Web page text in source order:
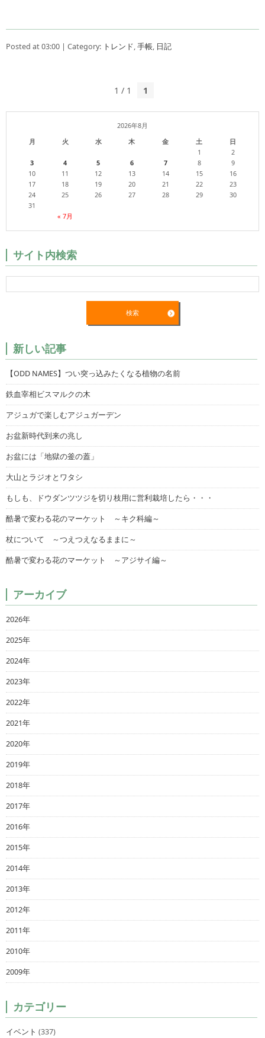
Posted at 03:00 | Category: トレンド,手帳, 日記
1 / 1 1
2026年8月
月
火 水 木 金 土 日
« 7月
1
2
3
4 5 6 7 8
9
10
11 12 13 14 15
16
17
18 19 20 21 22
23
24
25 26 27 28 29
30
31
サイト内検索
新しい記事
【ODD NAMES】つい突っ込みたくなる植物の名前
鉄血宰相ビスマルクの木
アジュガで楽しむアジュガーデン
お盆新時代到来の兆し
お盆には「地獄の釜の蓋」
大山とラジオとワタシ
もしも、ドウダンツツジを切り枝用に営利栽培したら・・・
酷暑で変わる花のマーケット ～キク科編～
杖について ～つえつえなるままに～
酷暑で変わる花のマーケット ～アジサイ編～
アーカイブ
2026年
2025年
2024年
2023年
2022年
2021年
2020年
2019年
2018年
2017年
2016年
2015年
2014年
2013年
2012年
2011年
2010年
2009年
カテゴリー
イベント (337)